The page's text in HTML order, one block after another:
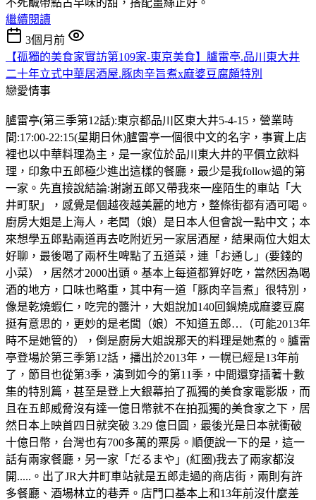
繼續閱讀
3個月前
【孤獨的美食家實訪第109家-東京美食】臚雷亭.品川東大井
二十年立式中華居酒屋.豚肉辛旨煮x麻婆豆腐頗特別
戀愛情事
臚雷亭(第三季第12話):東京都品川区東大井5-4-15，營業時
間:17:00-22:15(星期日休)臚雷亭一個很中文的名字，事實上店
裡也以中華料理為主，是一家位於品川東大井的平價立飲料
理，印象中五郎極少進出這樣的餐廳，最少是我follow過的第
一家。先直接說結論:謝謝五郎又帶我來一座陌生的車站「大
井町駅」，感覺是個越夜越美麗的地方，整條街都有酒可喝。
廚房大姐是上海人，老闆（娘）是日本人但會說一點中文；本
來想學五郎點兩道再去吃附近另一家居酒屋，結果兩位大姐太
好聊，最後喝了兩杯生啤點了五道菜，連「お通し」(要錢的
小菜），居然才2000出頭。基本上每道都算好吃，當然因為喝
酒的地方，口味也略重，其中有一道「豚肉辛旨煮」很特別，
像是乾燒蝦仁，吃完的醬汁，大姐說加140回鍋燒成麻婆豆腐
挺有意思的，更妙的是老闆（娘）不知道五郎…（可能2013年
時不是她管的），倒是廚房大姐說那天的料理是她煮的。臚雷
亭登場於第三季第12話，播出於2013年，一幌已經是13年前
了，節目也從第3季，演到如今的第11季，中間還穿插著十數
集的特別篇，甚至是登上大銀幕拍了孤獨的美食家電影版，而
且在五郎威脅沒有達一億日幣就不在拍孤獨的美食家之下，居
然日本上映首四日就突破 3.29 億日圓，最後光是日本就衝破
十億日幣，台灣也有700多萬的票房。順便說一下的是，這一
話有兩家餐廳，另一家「だるまや」(紅圈)我去了兩家都沒
開.....。出了JR大井町車站就是五郎走過的商店街，兩則有許
多餐廳、酒場林立的巷弄。店門口基本上和13年前沒什麼差